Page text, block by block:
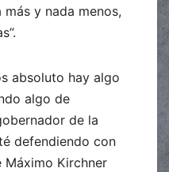
y nada menos,
absoluto hay algo
algo de
de la
defendiendo con
Máximo Kirchner